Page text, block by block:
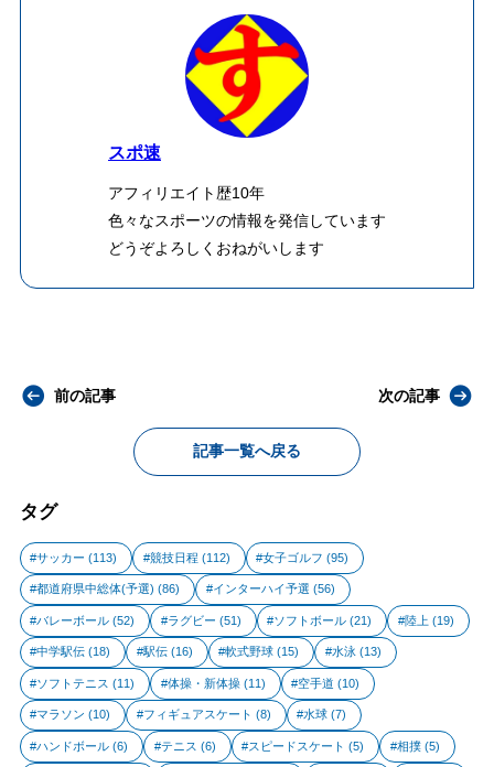
スポ速
アフィリエイト歴10年
色々なスポーツの情報を発信しています
どうぞよろしくおねがいします
前の記事
記事一覧へ戻る
次の記事
タグ
サッカー (113) 競技日程 (112) 女子ゴルフ (95)
都道府県中総体(予選) (86) インターハイ予選 (56)
バレーボール (52) ラグビー (51) ソフトボール (21) 陸上 (19)
中学駅伝 (18) 駅伝(16) 軟式野球 (15) 水泳 (13)
ソフトテニス (11) 体操・新体操(11) 空手道 (10)
マラソン (10) フィギュアスケート (8) 水球 (7)
ハンドボール (6) テニス (6) スピードスケート (5) 相撲(5)